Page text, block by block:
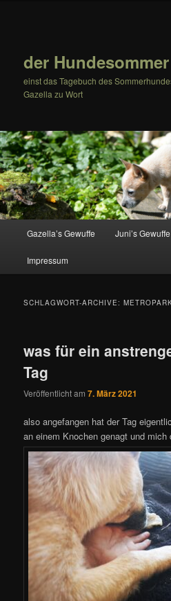
der Hundesommer
einst das Tagebuch des
Gazella zu Wort
Gazella’s Gewuffe Juni’s Gewuffe
Impressum
SCHLAGWORT-ARCHIVE:
was für ein
Tag
Veröffentlicht am7. März 2021
also angefangen hat der Tag
an einem Knochen genagt und